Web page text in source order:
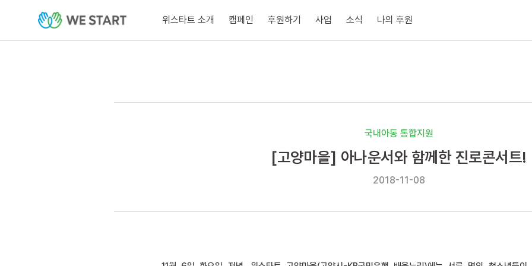
위스타트 소개 캠페인 후원하기 사업 소식 나의 후원
국내아동 통합지원
[고양마을] 아나운서와 함께한 진로콘서트!
2018-11-08